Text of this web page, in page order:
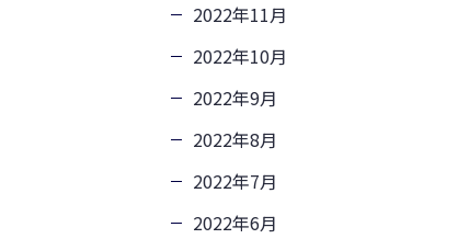
2022年11月
2022年10月
2022年9月
2022年8月
2022年7月
2022年6月